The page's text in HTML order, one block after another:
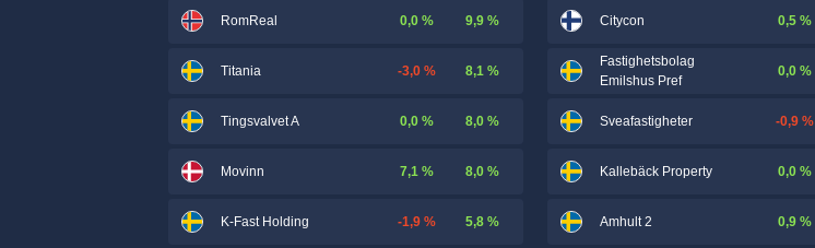
RomReal 0,0 % 9,9 %
Titania -3,0 % 8,1 %
Tingsvalvet A 0,0 % 8,0 %
Movinn 7,1 % 8,0 %
K-Fast Holding -1,9 % 5,8 %
Citycon 0,5 %
Fastighetsbolag
Emilshus Pref
0,0 %
Sveafastigheter -0,9 %
Kallebäck Property 0,0 %
Amhult 2 0,9 %